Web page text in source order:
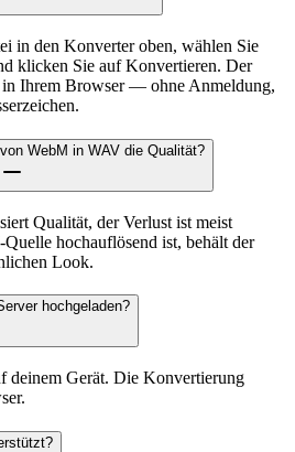
in den Konverter oben, wählen Sie
klicken Sie auf Konvertieren. Der
in Ihrem Browser — ohne Anmeldung,
WebM in WAV die Qualität?
Qualität, der Verlust ist meist
hochauflösend ist, behält der
Look.
hochgeladen?
deinem Gerät. Die Konvertierung